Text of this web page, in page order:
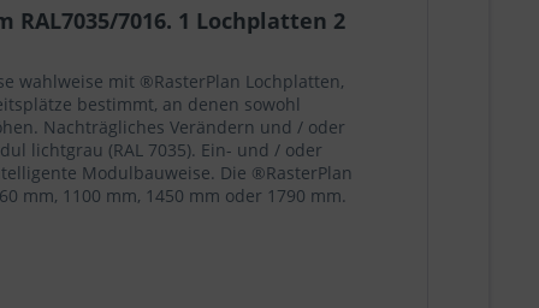
7016. 1 Lochplatten 2
wahlweise mit ®RasterPlan Lochplatten,
bestimmt, an denen sowohl
Nachträgliches Verändern und / oder
lichtgrau (RAL 7035). Ein- und / oder
Modulbauweise. Die ®RasterPlan
mm, 1100 mm, 1450 mm oder 1790 mm.